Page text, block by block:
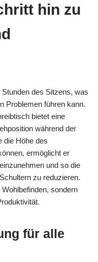
hin zu
des Sitzens, was
Problemen führen kann.
bietet eine
während der
die Höhe des
ermöglicht er
und so die
zu reduzieren.
sondern
für alle